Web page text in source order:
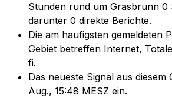
Stunden rund um Grasbrunn 0
darunter 0 direkte Berichte.
Die am haufigsten gemeldeten
Gebiet betreffen Internet,
fi.
Das neueste Signal aus diesem
Aug., 15:48 MESZ ein.